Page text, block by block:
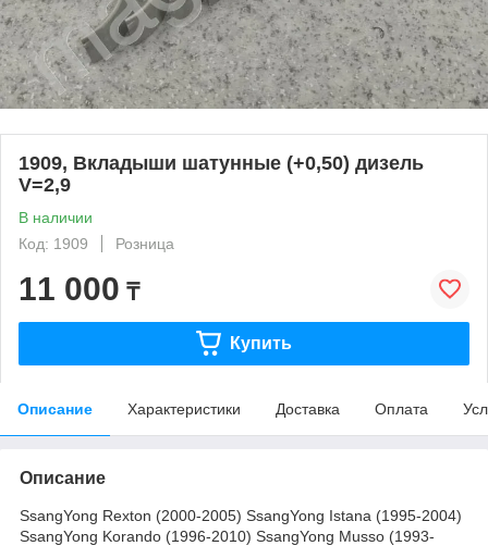
1909, Вкладыши шатунные (+0,50) дизель
V=2,9
В наличии
Код: 1909
Розница
11 000 ₸
Купить
Описание Характеристики Доставка Оплата
Описание
SsangYong Rexton (2000-2005) SsangYong Istana (1995-2004)
SsangYong Korando (1996-2010) SsangYong Musso (1993-